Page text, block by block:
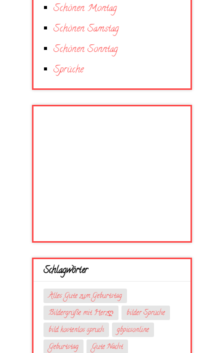
Schönen Montag
Schönen Samstag
Schönen Sonntag
Sprüche
Schlagwörter
Alles Gute zum Geburtstag
Bildergrüße mit Herzღ
bilder Sprüche
bild kostenlos spruch
gbpicsonline
Geburtstag
Gute Nacht